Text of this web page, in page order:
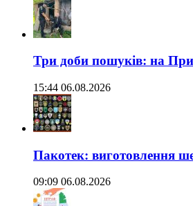
Три доби пошуків: на
15:44 06.08.2026
Пакотек: виготовлення
09:09 06.08.2026